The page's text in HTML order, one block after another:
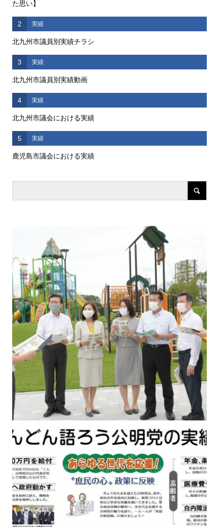
た思い】
2 実績
北九州市議員別実績チラシ
3 実績
北九州市議員別実績動画
4 実績
北九州市議会における実績
5 実績
鹿児島市議会における実績